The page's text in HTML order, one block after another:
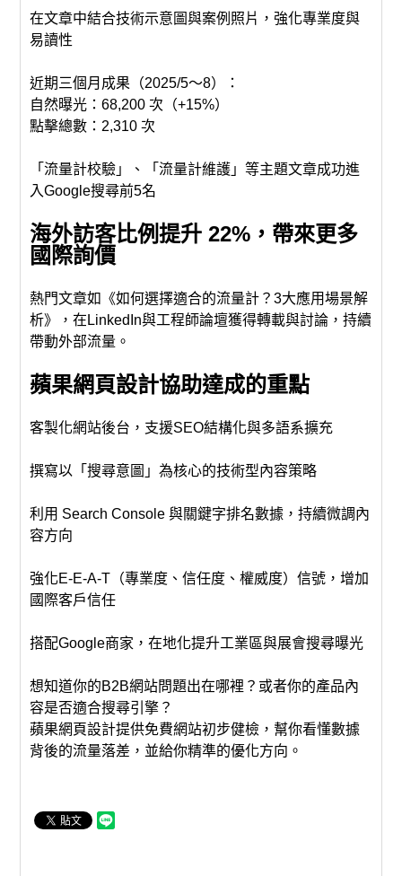
在文章中結合技術示意圖與案例照片，強化專業度與
易讀性
近期三個月成果（2025/5～8）：
自然曝光：68,200 次（+15%）
點擊總數：2,310 次
「流量計校驗」、「流量計維護」等主題文章成功進
入Google搜尋前5名
海外訪客比例提升 22%，帶來更多
國際詢價
熱門文章如《如何選擇適合的流量計？3大應用場景解
析》，在LinkedIn與工程師論壇獲得轉載與討論，持續
帶動外部流量。
蘋果網頁設計協助達成的重點
客製化網站後台，支援SEO結構化與多語系擴充
撰寫以「搜尋意圖」為核心的技術型內容策略
利用 Search Console 與關鍵字排名數據，持續微調內
容方向
強化E-E-A-T（專業度、信任度、權威度）信號，增加
國際客戶信任
搭配Google商家，在地化提升工業區與展會搜尋曝光
想知道你的B2B網站問題出在哪裡？或者你的產品內
容是否適合搜尋引擎？
蘋果網頁設計提供免費網站初步健檢，幫你看懂數據
背後的流量落差，並給你精準的優化方向。